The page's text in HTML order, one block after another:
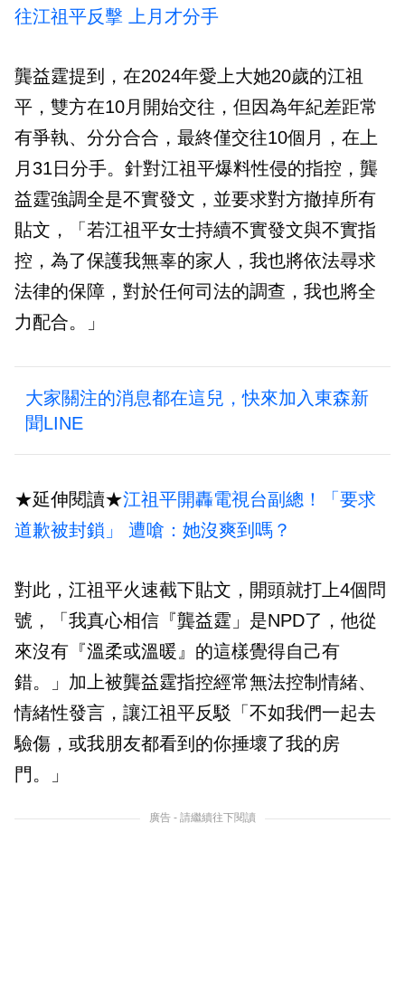
往江祖平反擊 上月才分手
龔益霆提到，在2024年愛上大她20歲的江祖
平，雙方在10月開始交往，但因為年紀差距常
有爭執、分分合合，最終僅交往10個月，在上
月31日分手。針對江祖平爆料性侵的指控，龔
益霆強調全是不實發文，並要求對方撤掉所有
貼文，「若江祖平女士持續不實發文與不實指
控，為了保護我無辜的家人，我也將依法尋求
法律的保障，對於任何司法的調查，我也將全
力配合。」
大家關注的消息都在這兒，快來加入東森新
聞LINE
★延伸閱讀★江祖平開轟電視台副總！「要求
道歉被封鎖」 遭嗆：她沒爽到嗎？
對此，江祖平火速截下貼文，開頭就打上4個問
號，「我真心相信『龔益霆」是NPD了，他從
來沒有『溫柔或溫暖』的這樣覺得自己有
錯。」加上被龔益霆指控經常無法控制情緒、
情緒性發言，讓江祖平反駁「不如我們一起去
驗傷，或我朋友都看到的你捶壞了我的房
門。」
廣告 - 請繼續往下閱讀